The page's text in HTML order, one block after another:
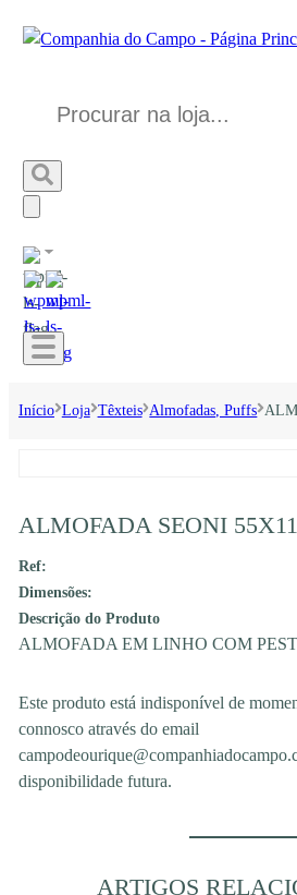
Início Loja Têxteis Almofadas, Puffs
ALMOFADA SEONI
Ref:
Dimensões:
Descrição do Produto
ALMOFADA EM LINHO COM
Este produto está indisponível de
connosco através do email
disponibilidade futura.
ARTIGOS